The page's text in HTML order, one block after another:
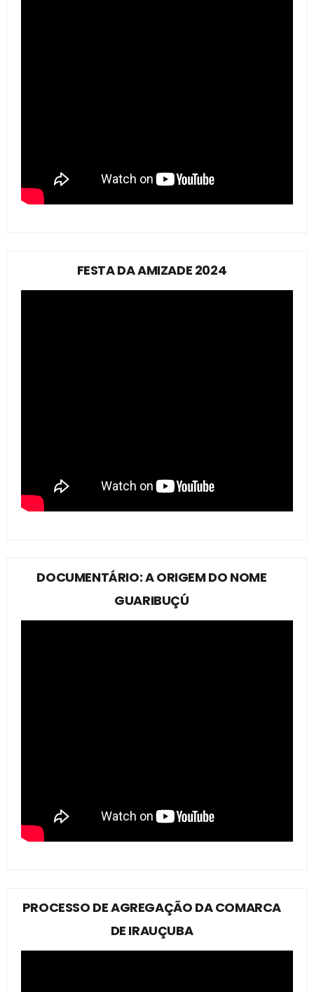
FESTA DA AMIZADE 2024
DOCUMENTÁRIO: A ORIGEM DO NOME
GUARIBUÇÚ
PROCESSO DE AGREGAÇÃO DA COMARCA
DE IRAUÇUBA